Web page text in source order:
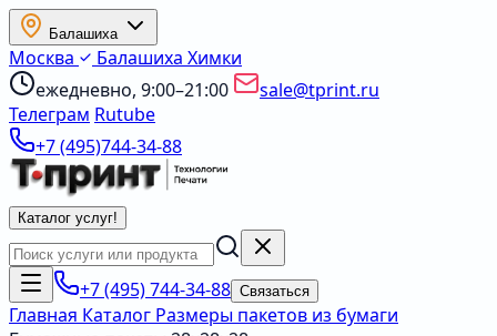
Балашиха
Москва Балашиха Химки
ежедневно, 9:00–21:00
sale@tprint.ru
Телеграм Rutube
+7 (495)744-34-88
Каталог услуг!
+7 (495) 744-34-88 Связаться
Главная Каталог Размеры пакетов из бумаги